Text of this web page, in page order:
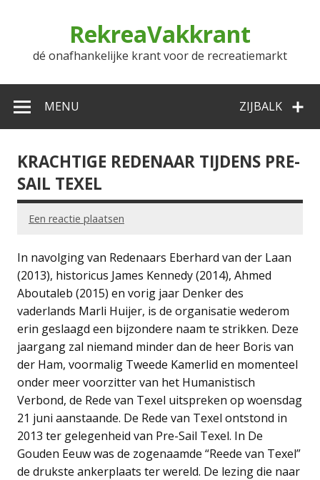
RekreaVakkrant
dé onafhankelijke krant voor de recreatiemarkt
ZIJBALK
MENU
KRACHTIGE REDENAAR TIJDENS PRE-
SAIL TEXEL
Een reactie plaatsen
In navolging van Redenaars Eberhard van der Laan
(2013), historicus James Kennedy (2014), Ahmed
Aboutaleb (2015) en vorig jaar Denker des
vaderlands Marli Huijer, is de organisatie wederom
erin geslaagd een bijzondere naam te strikken. Deze
jaargang zal niemand minder dan de heer Boris van
der Ham, voormalig Tweede Kamerlid en momenteel
onder meer voorzitter van het Humanistisch
Verbond, de Rede van Texel uitspreken op woensdag
21 juni aanstaande. De Rede van Texel ontstond in
2013 ter gelegenheid van Pre-Sail Texel. In De
Gouden Eeuw was de zogenaamde “Reede van Texel”
de drukste ankerplaats ter wereld. De lezing die naar